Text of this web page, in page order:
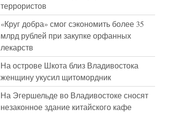
террористов
«Круг добра» смог сэкономить более 35
млрд рублей при закупке орфанных
лекарств
На острове Шкота близ Владивостока
женщину укусил щитомордник
На Эгершельде во Владивостоке сносят
незаконное здание китайского кафе